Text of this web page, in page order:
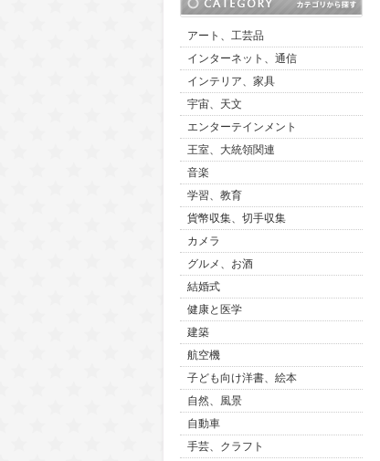
アート、工芸品
インターネット、通信
インテリア、家具
宇宙、天文
エンターテインメント
王室、大統領関連
音楽
学習、教育
貨幣収集、切手収集
カメラ
グルメ、お酒
結婚式
健康と医学
建築
航空機
子ども向け洋書、絵本
自然、風景
自動車
手芸、クラフト